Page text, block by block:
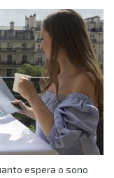
espera o sono